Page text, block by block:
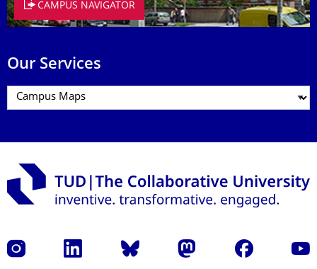
CAMPUS NAVIGATOR
Our Services
Instagram LinkedIn Bluesky Mastodon Facebook